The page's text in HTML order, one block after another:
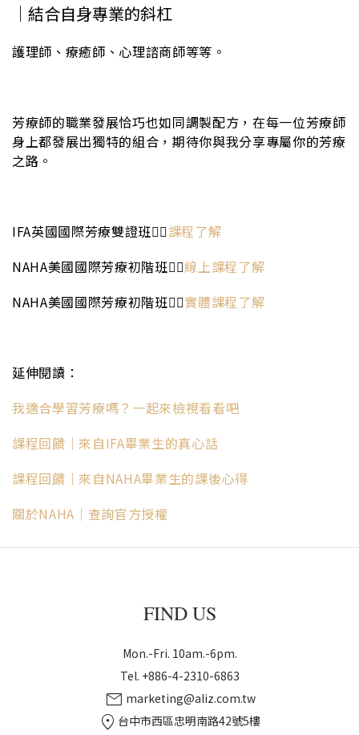
｜結合自身專業的斜杠
護理師、療癒師、心理諮商師等等。
芳療師的職業發展恰巧也如同調製配方，在每一位芳療師
身上都發展出獨特的組合，期待你與我分享專屬你的芳療
之路。
IFA英國國際芳療雙證班👉🏻課程了解
NAHA美國國際芳療初階班👉🏻線上課程了解
NAHA美國國際芳療初階班👉🏻實體課程了解
延伸閱讀：
我適合學習芳療嗎？一起來檢視看看吧
課程回饋｜來自IFA畢業生的真心話
課程回饋｜來自NAHA畢業生的課後心得
關於NAHA｜查詢官方授權
FIND US
Mon.-Fri. 10am.-6pm.
Tel. +886-4-2310-6863
mail marketing@aliz.com.tw
location_on 台中市西區忠明南路42號5樓